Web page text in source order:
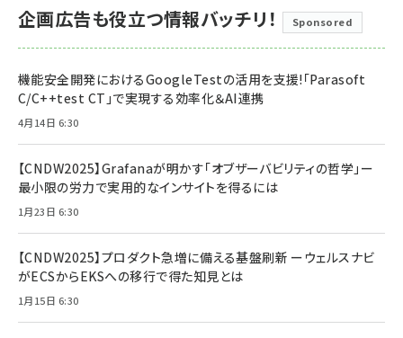
企画広告も役立つ情報バッチリ！ Sponsored
機能安全開発におけるGoogleTestの活用を支援!「Parasoft
C/C++test CT」で実現する効率化＆AI連携
4月14日 6:30
【CNDW2025】Grafanaが明かす「オブザーバビリティの哲学」ー
最小限の労力で実用的なインサイトを得るには
1月23日 6:30
【CNDW2025】プロダクト急増に備える基盤刷新 ーウェルスナビ
がECSからEKSへの移行で得た知見とは
1月15日 6:30